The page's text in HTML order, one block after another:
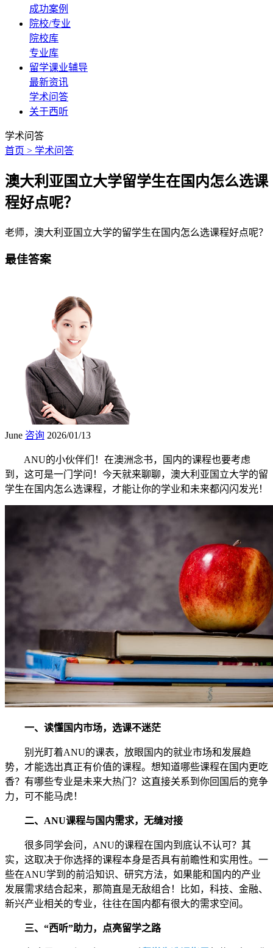
成功案例
院校/专业
院校库
专业库
留学课业辅导
最新资讯
学术问答
关于西听
学术问答
首页 > 学术问答
澳大利亚国立大学留学生在国内怎么选课
程好点呢？
老师，澳大利亚国立大学的留学生在国内怎么选课程好点呢？
最佳答案
June 咨询 2026/01/13
ANU的小伙伴们！在澳洲念书，国内的课程也要考虑
到，这可是一门学问！今天就来聊聊，澳大利亚国立大学的留
学生在国内怎么选课程，才能让你的学业和未来都闪闪发光！
一、读懂国内市场，选课不迷茫
别光盯着ANU的课表，放眼国内的就业市场和发展趋
势，才能选出真正有价值的课程。想知道哪些课程在国内更吃
香？有哪些专业是未来大热门？这直接关系到你回国后的竞争
力，可不能马虎！
二、ANU课程与国内需求，无缝对接
很多同学会问，ANU的课程在国内到底认不认可？其
实，这取决于你选择的课程本身是否具有前瞻性和实用性。一
些在ANU学到的前沿知识、研究方法，如果能和国内的产业
发展需求结合起来，那简直是无敌组合！比如，科技、金融、
新兴产业相关的专业，往往在国内都有很大的需求空间。
三、“西听”助力，点亮留学之路